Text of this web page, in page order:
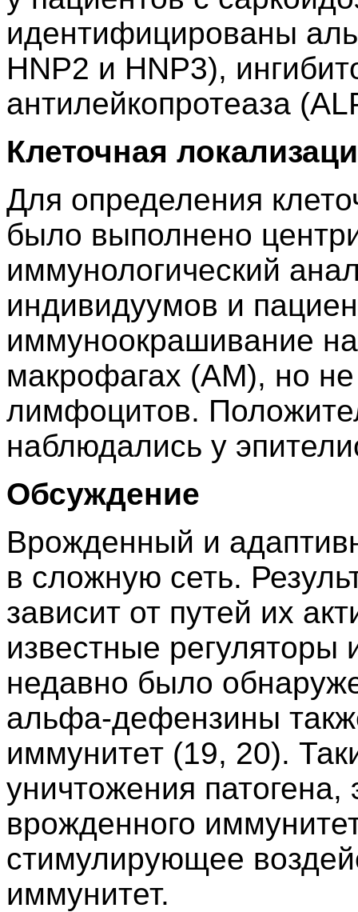
идентифицированы
HNP2 и HNP3),
антилейкопротеаза
Клеточная
Для определения
было выполнено
иммунологический
индивидуумов и
иммуноокрашивание
макрофагах (AM), но
лимфоцитов.
наблюдались у
Обсуждение
Врожденный и
в сложную сеть.
зависит от путей их
известные
недавно было
альфа-дефензины
иммунитет (19, 20).
уничтожения
врожденного
стимулирующее
иммунитет.